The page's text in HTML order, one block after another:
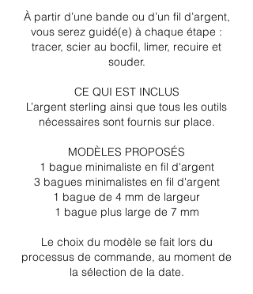
À partir d’une bande ou d’un fil d’argent,
vous serez guidé(e) à chaque étape :
tracer, scier au bocfil, limer, recuire et
souder.
CE QUI EST INCLUS
L’argent sterling ainsi que tous les outils
nécessaires sont fournis sur place.
MODÈLES PROPOSÉS
1 bague minimaliste en fil d'argent
3 bagues minimalistes en fil d'argent
1 bague de 4 mm de largeur
1 bague plus large de 7 mm
Le choix du modèle se fait lors du
processus de commande, au moment de
la sélection de la date.